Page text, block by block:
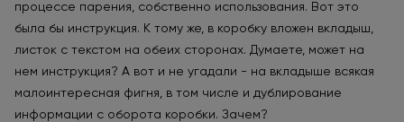
процессе парения, собственно использования. Вот это
была бы инструкция. К тому же, в коробку вложен вкладыш,
листок с текстом на обеих сторонах. Думаете, может на
нем инструкция? А вот и не угадали - на вкладыше всякая
малоинтересная фигня, в том числе и дублирование
информации с оборота коробки. Зачем?